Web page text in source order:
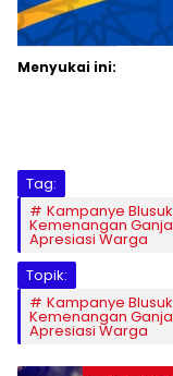
Menyukai ini:
Tag:
Kampanye
Kemenangan
Apresiasi Warga
Topik:
Kampanye
Kemenangan
Apresiasi Warga